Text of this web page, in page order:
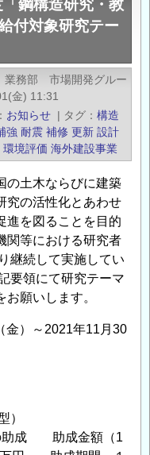
「鋼構造研究・教
付対象研究テー
業務部 市場開発グルー
金) 11:31
お知らせ | タグ
構造
強 耐震 補修 更新 設計
環境評価 海外建設事業
の土木ならびに建築
究の活性化とあわせ
進を図ることを目的
関等における研究者
継続して実施してい
要領にて研究テーマ
願いします。
）～2021年11月30
）
助成 助成金額（1